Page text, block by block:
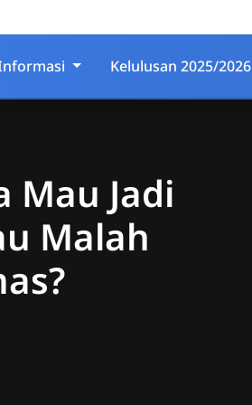
Kelulusan 2025/2026
Mau Jadi
Malah